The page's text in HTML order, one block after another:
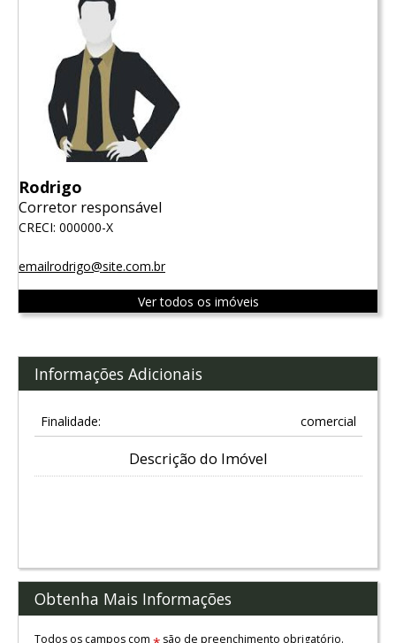
Rodrigo
Corretor responsável
CRECI: 000000-X
emailrodrigo@site.com.br
Ver todos os imóveis
Informações Adicionais
Finalidade: comercial
Descrição do Imóvel
Obtenha Mais Informações
Todos os campos com são de preenchimento obrigatório.